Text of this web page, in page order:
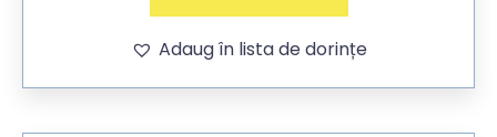
Adaug în lista de dorințe